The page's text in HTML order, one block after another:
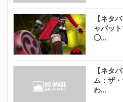
【ネタ
ャバッ
◯...
【ネタ
ム：ザ
わ...